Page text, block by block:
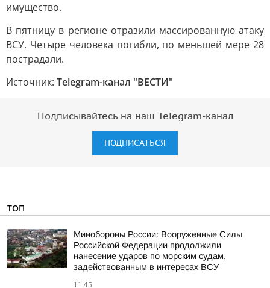
имущество.
В пятницу в регионе отразили массированную атаку
ВСУ. Четыре человека погибли, по меньшей мере 28
пострадали.
Источник: Telegram-канал "ВЕСТИ"
Подписывайтесь на наш Telegram-канал
ПОДПИСАТЬСЯ
ТОП
Минобороны России: Вооруженные Силы
Российской Федерации продолжили
нанесение ударов по морским судам,
задействованным в интересах ВСУ
11:45